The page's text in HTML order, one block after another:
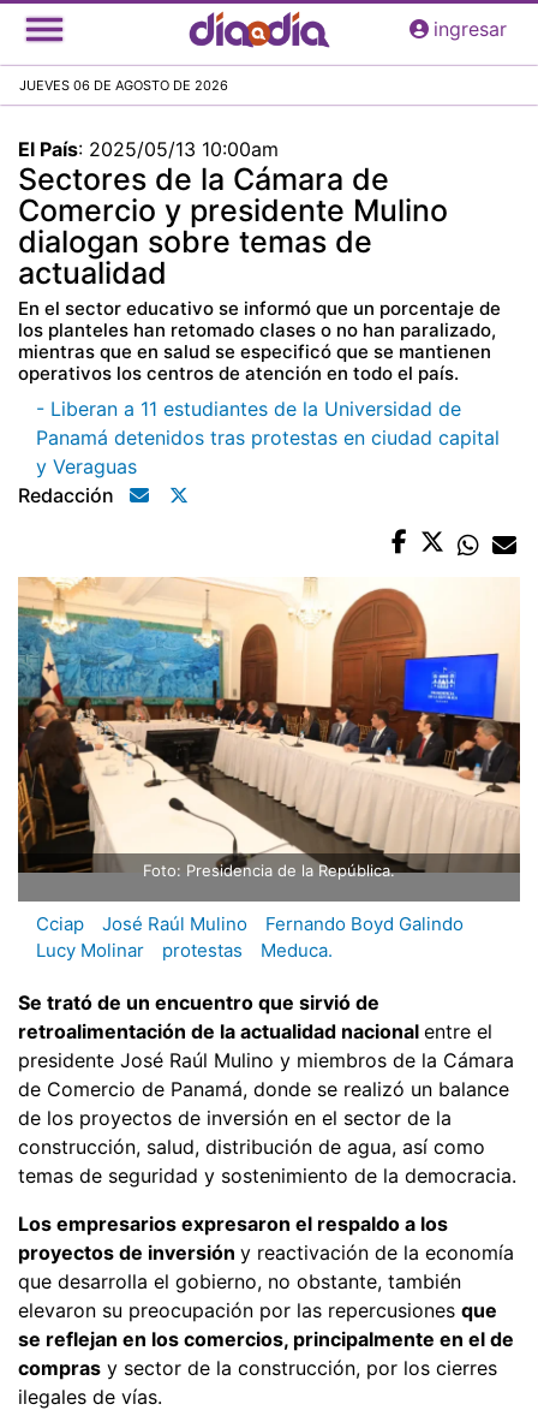
Pasar
al
principal
ingresar
JUEVES 06 DE AGOSTO DE 2026
El País: 2025/05/13 10:00am
Sectores de la Cámara de
Comercio y presidente Mulino
dialogan sobre temas de
actualidad
En el sector educativo se informó que un porcentaje de
los planteles han retomado clases o no han paralizado,
mientras que en salud se especificó que se mantienen
operativos los centros de atención en todo el país.
- Liberan a 11 estudiantes de la Universidad de
Panamá detenidos tras protestas en ciudad capital
y Veraguas
Redacción
Foto: Presidencia de la República.
Cciap José Raúl Mulino
Fernando Boyd Galindo
Lucy Molinar
protestas Meduca.
Se trató de un encuentro que sirvió de
retroalimentación de la actualidad nacional entre el
presidente José Raúl Mulino y miembros de la Cámara
de Comercio de Panamá, donde se realizó un balance
de los proyectos de inversión en el sector de la
construcción, salud, distribución de agua, así como
temas de seguridad y sostenimiento de la democracia.
Los empresarios expresaron el respaldo a los
proyectos de inversión y reactivación de la economía
que desarrolla el gobierno, no obstante, también
elevaron su preocupación por las repercusiones que
se reflejan en los comercios, principalmente en el de
compras y sector de la construcción, por los cierres
ilegales de vías.